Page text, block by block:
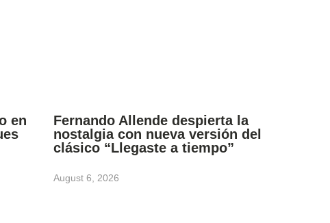
en
Fernando Allende despierta la
nostalgia con nueva versión del
clásico “Llegaste a tiempo”
August 6, 2026